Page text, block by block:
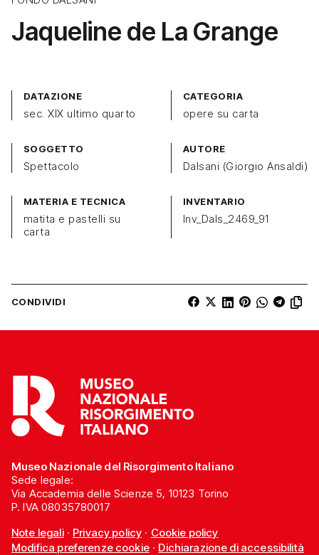
Jaqueline de La Grange
DATAZIONE
sec. XIX ultimo quarto
CATEGORIA
opere su carta
SOGGETTO
Spettacolo
AUTORE
Dalsani (Giorgio Ansaldi)
MATERIA E TECNICA
matita e pastelli su
carta
INVENTARIO
Inv_Dals_2469_91
CONDIVIDI
Museo Nazionale del Risorgimento Italiano
Sede legale:
Via Accademia delle Scienze 5, 10123 Torino
P. IVA 08035780017
Note legali· Privacy policy · Cookie policy
Modifica preferenze cookie· Dichiarazione di accessibilità